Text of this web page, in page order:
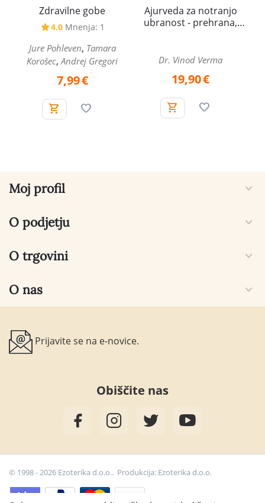
Zdravilne gobe
4.0 Mnenja: 1
Jure Pohleven, Tamara
Korošec,Andrej Gregori
7,99€
Ajurveda za notranjo
ubranost - prehrana,
Dr. Vinod Verma
19,90€
Moj profil
O podjetju
O trgovini
O nas
Prijavite se na e-novice.
Obiščite nas
© 1998 - 2026 Ezoterika d.o.o.. Produkcija: Ezoterika d.o.o.